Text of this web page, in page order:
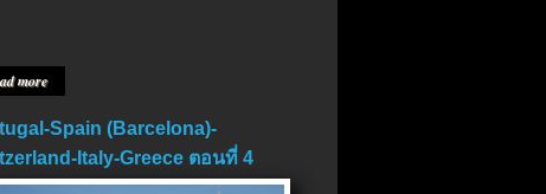
more
Spain (Barcelona)-
Italy-Greece ตอนที่ 4